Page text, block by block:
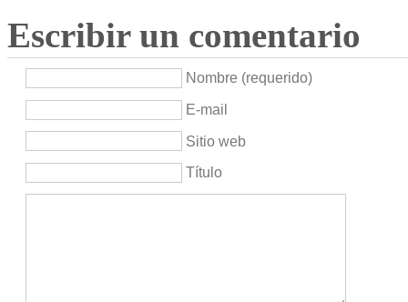
Escribir un comentario
Nombre (requerido)
E-mail
Sitio web
Título